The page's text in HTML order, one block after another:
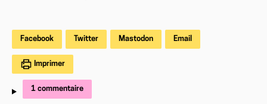
Facebook Twitter Mastodon Email
Imprimer
1 commentaire